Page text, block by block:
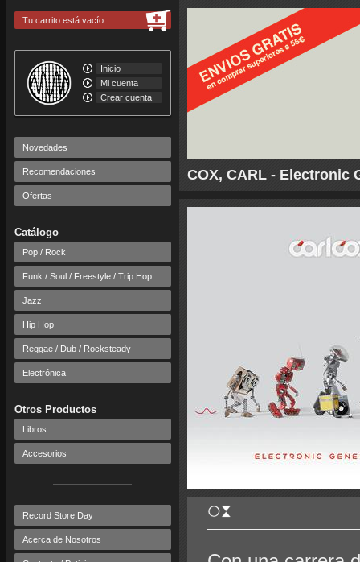
COX, CARL - Electronic
Tu carrito está vacío
Inicio
Mi cuenta
Crear cuenta
Novedades
Recomendaciones
Ofertas
Catálogo
Pop / Rock
Funk / Soul / Freestyle / Trip Hop
Jazz
Hip Hop
Reggae / Dub / Rocksteady
Electrónica
Otros Productos
Libros
Accesorios
Record Store Day
Acerca de Nosotros